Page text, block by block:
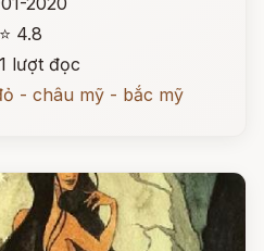
⭐ 4.8
lượt đọc
- châu mỹ - bắc mỹ